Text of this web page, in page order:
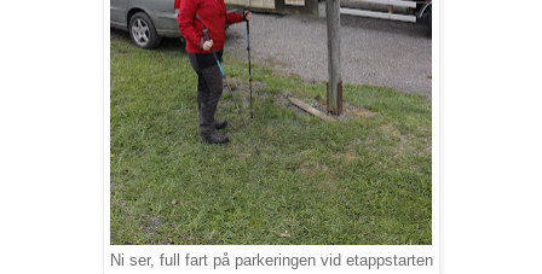
Ni ser, full fart på parkeringen vid etappstarten